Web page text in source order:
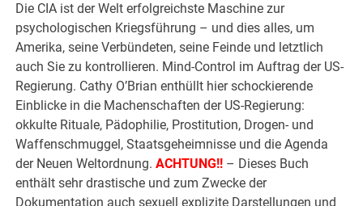
Die CIA ist der Welt erfolgreichste Maschine zur
psychologischen Kriegsführung – und dies alles, um
Amerika, seine Verbündeten, seine Feinde und letztlich
auch Sie zu kontrollieren. Mind-Control im Auftrag der US-
Regierung. Cathy O’Brian enthüllt hier schockierende
Einblicke in die Machenschaften der US-Regierung:
okkulte Rituale, Pädophilie, Prostitution, Drogen- und
Waffenschmuggel, Staatsgeheimnisse und die Agenda
der Neuen Weltordnung.ACHTUNG!! – Dieses Buch
enthält sehr drastische und zum Zwecke der
Dokumentation auch sexuell explizite Darstellungen und